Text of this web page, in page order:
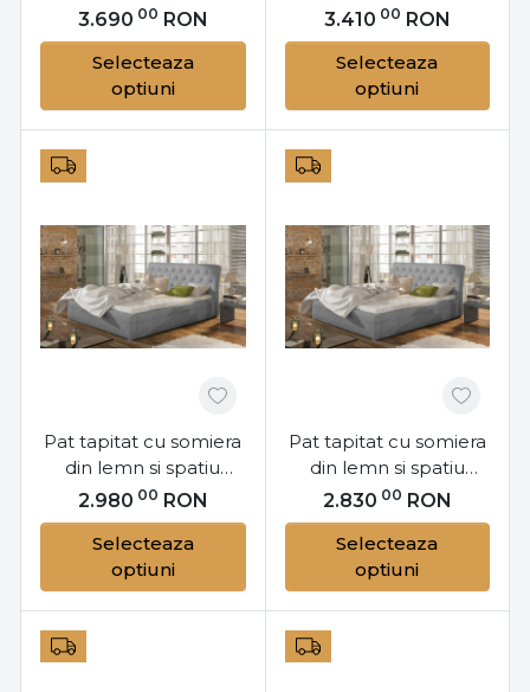
pentru depozitare,
140x200 cm, Milano
M141, Eltap
3.690 00 RON
Selecteaza
optiuni
pentru depozitare,
200x200 cm, Milano
L201, Eltap
3.410 00 RON
Selecteaza
optiuni
Pat tapitat cu somiera
din lemn si spatiu
pentru depozitare,
180x200 cm, Milano
L181, Eltap
2.980 00 RON
Selecteaza
optiuni
Pat tapitat cu somiera
din lemn si spatiu
pentru depozitare,
160x200 cm, Milano
L161, Eltap
2.830 00 RON
Selecteaza
optiuni